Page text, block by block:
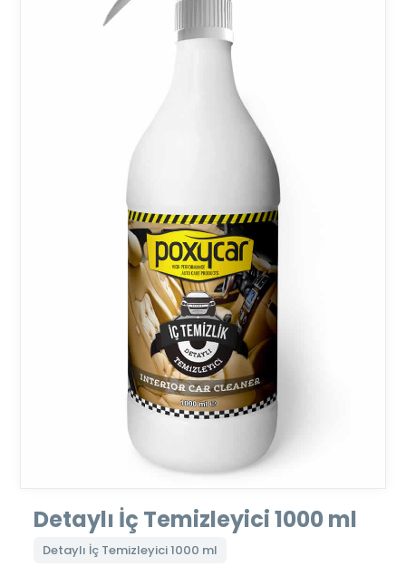
Detaylı İç Temizleyici 1000 ml
Detaylı İç Temizleyici 1000 ml